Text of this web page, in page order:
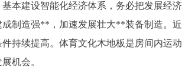
本建设智能化经济体系，务必把发展经
制造强**，加速发展壮大**装备制造。
持续提高。体育文化木地板是房间内运
机会。